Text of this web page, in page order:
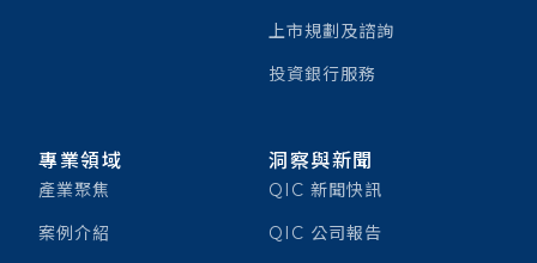
上市規劃及諮詢
投資銀行服務
專業領域
產業聚焦
案例介紹
洞察與新聞
QIC 新聞快訊
QIC 公司報告